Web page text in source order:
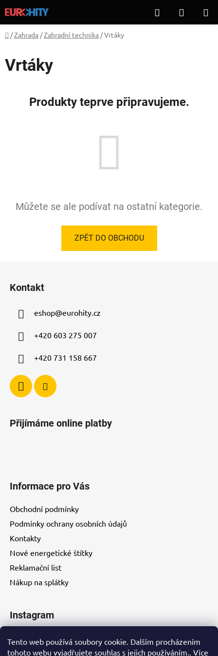
Tento web používá soubory cookie. Dalším procházením
tohoto webu vyjadřujete souhlas s jejich používáním.. Více
na
obsah
Hledat
KOŠÍK
Domů
/Zahrada /Zahradní technika /Vrtáky
Vrtáky
Produkty teprve připravujeme.
Můžete se ale podívat na ostatní kategorie.
ZPĚT DO OBCHODU
Kontakt
eshop@eurohity.cz
+420 603 275 007
+420 731 158 667
Přijímáme online platby
Informace pro Vás
Obchodní podmínky
Podmínky ochrany osobních údajů
Kontakty
Nové energetické štítky
Reklamační list
Nákup na splátky
Instagram